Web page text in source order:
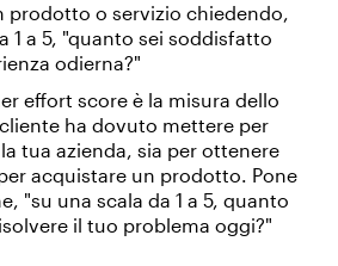
prodotto o servizio chiedendo,
1 a 5, "quanto sei soddisfatto
odierna?"
effort score è la misura dello
ha dovuto mettere per
tua azienda, sia per ottenere
acquistare un prodotto. Pone
"su una scala da 1 a 5, quanto
il tuo problema oggi?"